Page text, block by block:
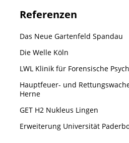
Referenzen
Das Neue Gartenfeld Spandau
Die Welle Köln
LWL Klinik für Forensische
Hauptfeuer- und
Herne
GET H2 Nukleus Lingen
Erweiterung Universität